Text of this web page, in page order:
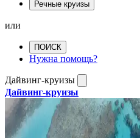
Речные круизы
или
ПОИСК
Нужна помощь?
Дайвинг-круизы
Дайвинг-круизы